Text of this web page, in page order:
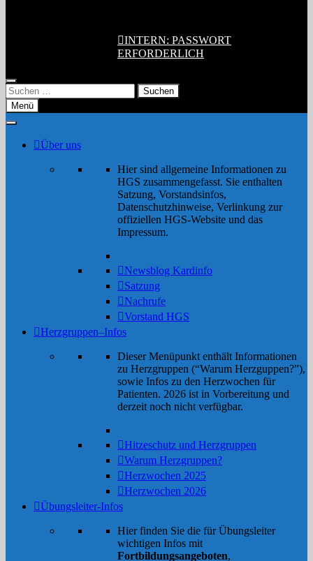
INTERN: PASSWORT
ERFORDERLICH
Suchen
nach:
Menü
Über uns
Hier sind allgemeine Informationen zu
HGS zusammengefasst. Sie enthalten
Satzung, Vorstandsinfos,
Datenschutzhinweise, Verlinkung zur
offiziellen HGS-Website und das
Impressum.
Newsblog Kardinfo
Satzung
Nachrufe
Vorstand HGS
Herzgruppen–Infos
Dieser Menüpunkt enthält Informationen
zu Herzgruppen (“Warum Herzguppen?”),
sowie Infos zu den Herzwochen für
Patienten. 2026 ist in Vorbereitung und
derzeit noch nicht verfügbar.
Hitzeschutz und Herzgruppen
Warum Herzgruppen?
Herzwochen 2025
Herzwochen 2026
Übungsleiter-Infos
Hier finden Sie die für Übungsleiter
wichtigen Infos mit
Fortbildungsangeboten,